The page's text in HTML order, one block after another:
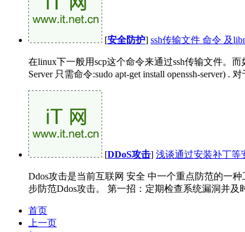
[安全防护] ssh传输文件 命令 及
在linux下一般用scp这个命令来通过ssh传输文件。
Server 只需命令:sudo apt-get install openssh-server) .
[DDoS攻击] 浅谈通过安装补丁等
Ddos攻击是当前互联网 安全 中一个重点防范的一
步防范Ddos攻击。 第一招：定期检查系统漏洞并
首页
上一页